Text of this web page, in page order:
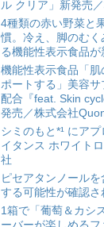
ル クリア」新発売
4種類の赤い野菜と
慣。冷え、脚のむ
る機能性表示食品
機能性表示食品「
ポートする」美容
配合『feat. Skin
発売／株式会社
シミのもと*¹ にア
イタンス ホワイト
社
ピセアタンノール
する可能性が確認
1箱で「葡萄＆カシ
ーバーが楽しめる